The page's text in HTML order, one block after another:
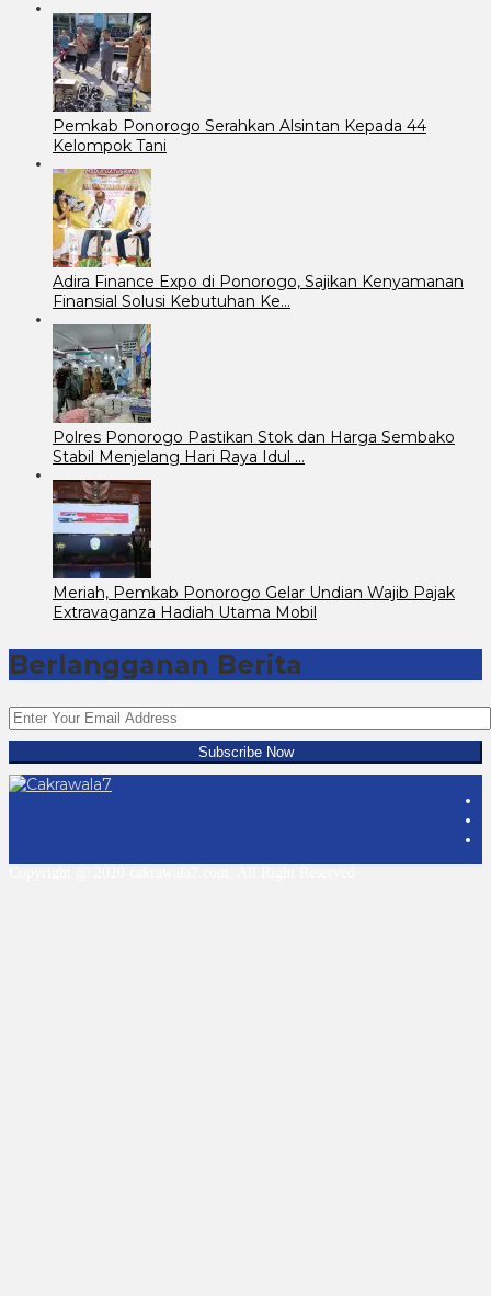
Pemkab Ponorogo Serahkan Alsintan Kepada 44
Kelompok Tani
Adira Finance Expo di Ponorogo, Sajikan Kenyamanan
Finansial Solusi Kebutuhan Ke…
Polres Ponorogo Pastikan Stok dan Harga Sembako
Stabil Menjelang Hari Raya Idul …
Meriah, Pemkab Ponorogo Gelar Undian Wajib Pajak
Extravaganza Hadiah Utama Mobil
Berlangganan Berita